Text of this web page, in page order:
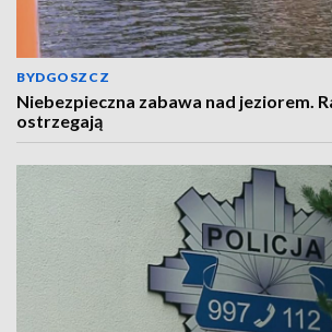
BYDGOSZCZ
Niebezpieczna zabawa nad jeziorem.
ostrzegają